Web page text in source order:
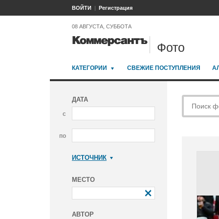
ВОЙТИ Регистрация
08 АВГУСТА, СУББОТА
Фото
КАТЕГОРИИ СВЕЖИЕ ПОСТУПЛЕНИЯ
ДАТА
с
по
ИСТОЧНИК
МЕСТО
АВТОР